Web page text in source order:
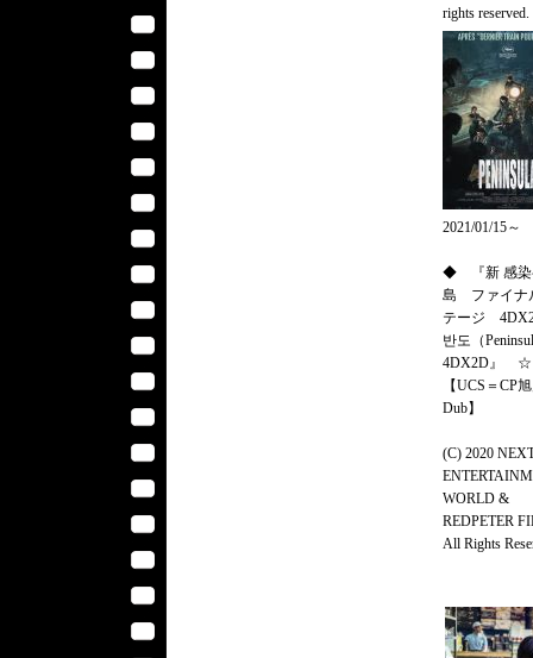
rights reserved.
2021/01/15～
◆ 『新 感染
島 ファイナ
テージ
반도（
4DX2D』 ☆
【UCS＝CP
Dub】
(C) 2020
WORLD &
REDPETER
All Rights